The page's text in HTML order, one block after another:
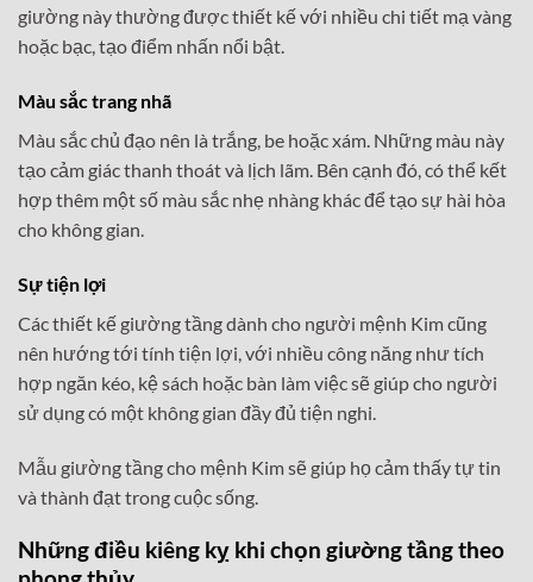
giường này thường được thiết kế với nhiều chi tiết mạ vàng
hoặc bạc, tạo điểm nhấn nổi bật.
Màu sắc trang nhã
Màu sắc chủ đạo nên là trắng, be hoặc xám. Những màu này
tạo cảm giác thanh thoát và lịch lãm. Bên cạnh đó, có thể kết
hợp thêm một số màu sắc nhẹ nhàng khác để tạo sự hài hòa
cho không gian.
Sự tiện lợi
Các thiết kế giường tầng dành cho người mệnh Kim cũng
nên hướng tới tính tiện lợi, với nhiều công năng như tích
hợp ngăn kéo, kệ sách hoặc bàn làm việc sẽ giúp cho người
sử dụng có một không gian đầy đủ tiện nghi.
Mẫu giường tầng cho mệnh Kim sẽ giúp họ cảm thấy tự tin
và thành đạt trong cuộc sống.
Những điều kiêng kỵ khi chọn giường tầng theo